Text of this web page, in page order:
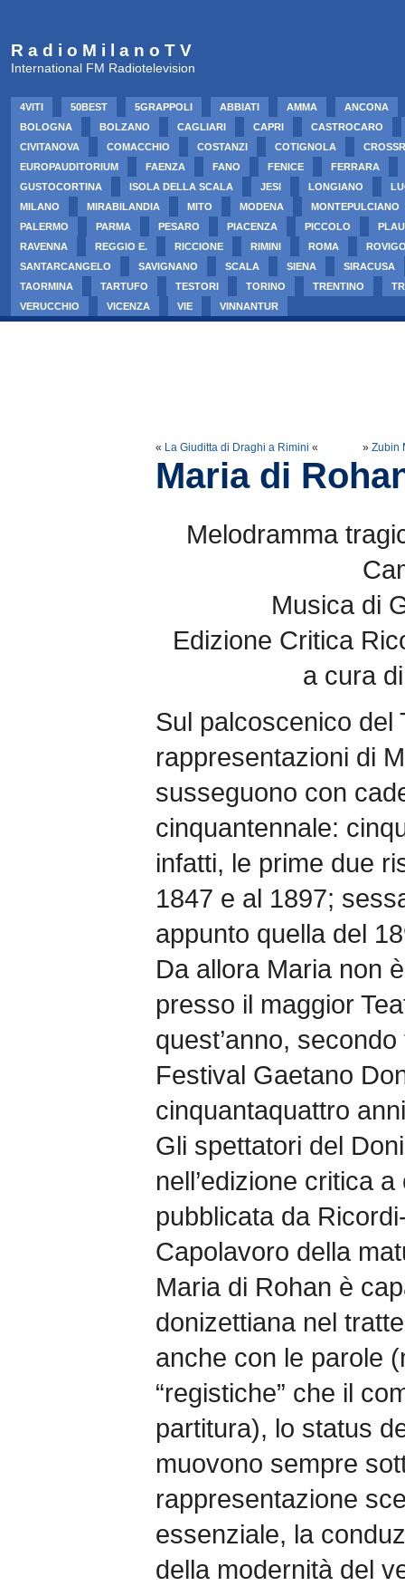
R a d i o M i l a n o T V
International FM Radiotelevision
4VITI 50BEST 5GRAPPOLI ABBIATI AMMA
ANCONA
BOLOGNA
BOLZANO CAGLIARI CAPRI
CASTROCARO
CIVITANOVA
COMACCHIO COSTANZI COTIGNOLA
EUROPAUDITORIUM
FAENZA FANO FENICE
FERRARA
GUSTOCORTINA
ISOLA DELLA SCALA JESI LONGIANO
MILANO
MIRABILANDIA MITO MODENA
MONTEPULCIANO
PALERMO
PARMA PESARO PIACENZA PICCOLO
RAVENNA
REGGIO E. RICCIONE RIMINI ROMA
SANTARCANGELO
SAVIGNANO SCALA SIENA
SIRACUSA
TAORMINA
TARTUFO TESTORI TORINO TRENTINO
VERUCCHIO
VICENZA VIE VINNANTUR
« La Giuditta di Draghi a Rimini « » Zubin
Maria di
Melodramma
Musica di
Edizione Critica
a cura
Sul palcoscenico del
rappresentazioni di
susseguono con
cinquantennale:
infatti, le prime due
1847 e al 1897;
appunto quella del
Da allora Maria non
presso il maggior
quest’anno,
Festival Gaetano
cinquantaquattro
Gli spettatori del
nell’edizione critica
pubblicata da
Capolavoro della
Maria di Rohan è
donizettiana nel
anche con le parole
“registiche” che il
partitura), lo status
muovono sempre
rappresentazione
essenziale, la
della modernità del